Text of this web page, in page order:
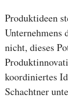
Produktideen
Unternehmens
nicht, dieses
koordiniertes
Schachtner